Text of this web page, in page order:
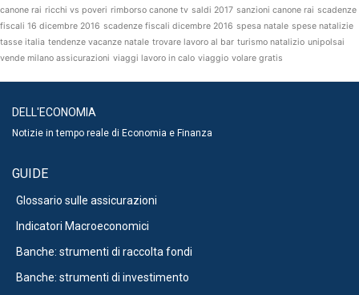
canone rai ricchi vs poveri rimborso canone tv saldi 2017 sanzioni canone rai scadenze
fiscali 16 dicembre 2016 scadenze fiscali dicembre 2016 spesa natale spese natalizie
tasse italia tendenze vacanze natale trovare lavoro al bar turismo natalizio unipolsai
vende milano assicurazioni viaggi lavoro in calo viaggio volare gratis
DELL'ECONOMIA
Notizie in tempo reale di Economia e Finanza
GUIDE
Glossario sulle assicurazioni
Indicatori Macroeconomici
Banche: strumenti di raccolta fondi
Banche: strumenti di investimento